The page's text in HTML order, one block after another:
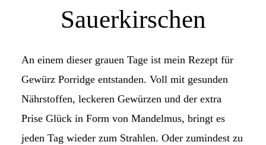
Sauerkirschen
An einem dieser grauen Tage ist mein Rezept für
Gewürz Porridge entstanden. Voll mit gesunden
Nährstoffen, leckeren Gewürzen und der extra
Prise Glück in Form von Mandelmus, bringt es
jeden Tag wieder zum Strahlen. Oder zumindest zu